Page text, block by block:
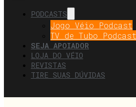
PODCASTS
Jogo Véio Podcast
TV de Tubo Podcast
SEJA APOIADOR
LOJA DO VÉIO
REVISTAS
TIRE SUAS DÚVIDAS